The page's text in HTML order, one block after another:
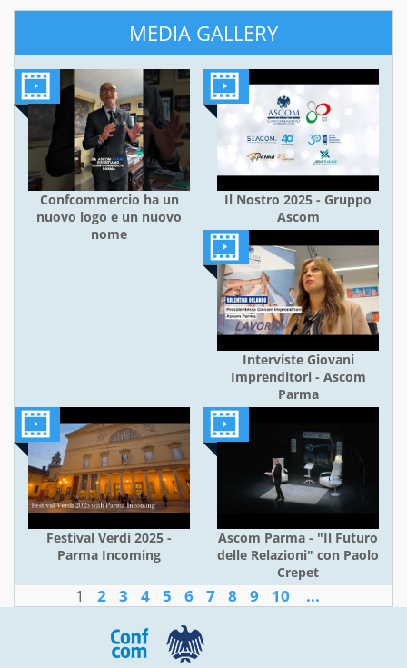
MEDIA GALLERY
Confcommercio ha un
nuovo logo e un nuovo
nome
Il Nostro 2025 - Gruppo
Ascom
Interviste Giovani
Imprenditori - Ascom
Parma
Festival Verdi 2025 -
Parma Incoming
Ascom Parma - "Il Futuro
delle Relazioni" con Paolo
Crepet
1 2 3 4 5 6 7 8 9 10 ...